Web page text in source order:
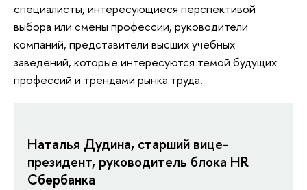
специалисты, интересующиеся перспективой
выбора или смены профессии, руководители
компаний, представители высших учебных
заведений, которые интересуются темой будущих
профессий и трендами рынка труда.
Наталья Дудина, старший вице-
президент, руководитель блока HR
Сбербанка